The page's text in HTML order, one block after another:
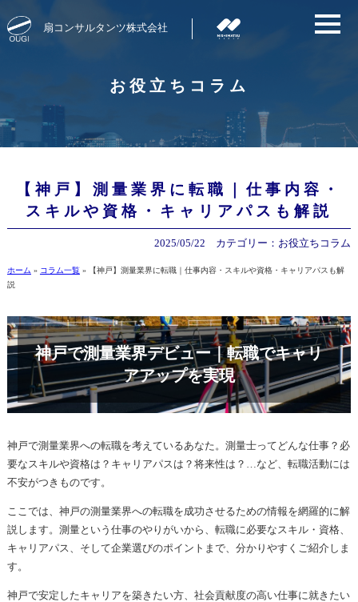
扇コンサルタンツ株式会社
お役立ちコラム
【神戸】測量業界に転職｜仕事内容・
スキルや資格・キャリアパスも解説
2025/05/22 カテゴリー： お役立ちコラム
ホーム » コラム一覧»
【神戸】測量業界に転職｜仕事内容・スキルや資格・キャリアパスも解
説
神戸で測量業界デビュー｜転職でキャリ
アアップを実現
神戸で測量業界への転職を考えているあなた。測量士ってどんな仕事？必
要なスキルや資格は？キャリアパスは？将来性は？…など、転職活動には
不安がつきものです。
ここでは、神戸の測量業界への転職を成功させるための情報を網羅的に解
説します。測量という仕事のやりがいから、転職に必要なスキル・資格、
キャリアパス、そして企業選びのポイントまで、分かりやすくご紹介しま
す。
神戸で安定したキャリアを築きたい方、社会貢献度の高い仕事に就きたい